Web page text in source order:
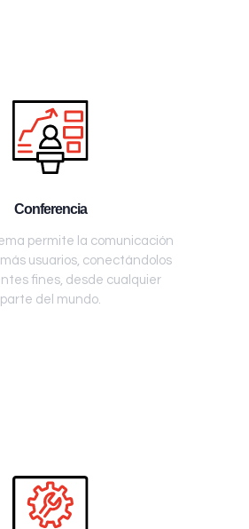
Conferencia
permite la comunicación
usuarios, conectándolos
fines, desde cualquier
parte del mundo.